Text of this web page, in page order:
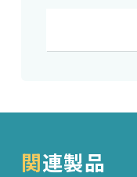
関連製品